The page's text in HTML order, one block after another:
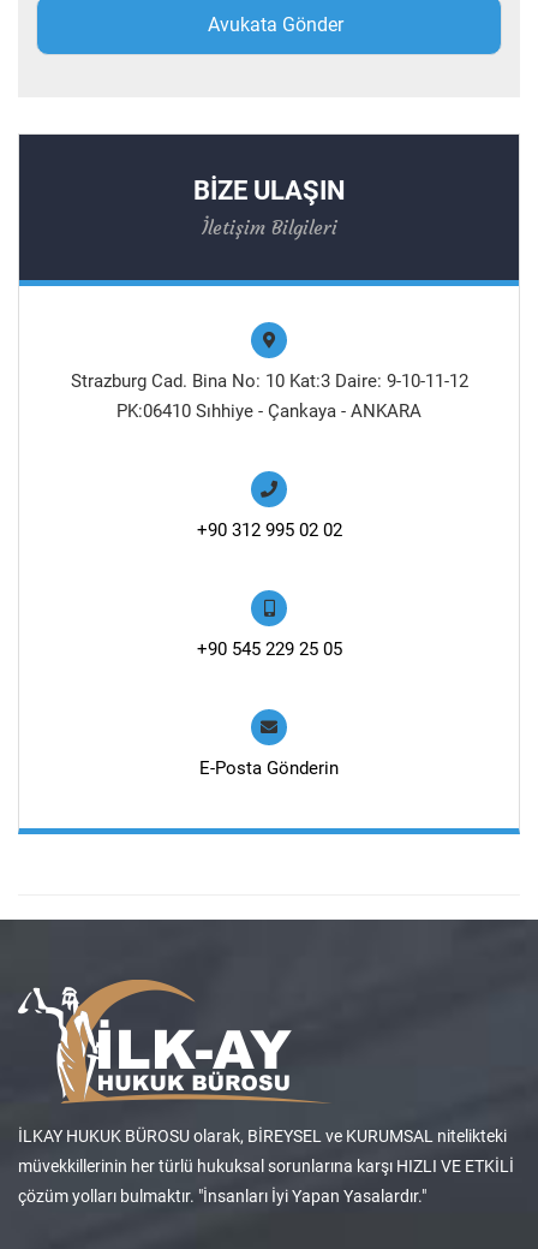
BİZE ULAŞIN
İletişim Bilgileri
Strazburg Cad. Bina No: 10 Kat:3 Daire: 9-10-11-12
PK:06410 Sıhhiye - Çankaya - ANKARA
+90 312 995 02 02
+90 545 229 25 05
E-Posta Gönderin
İLKAY HUKUK BÜROSU olarak, BİREYSEL ve KURUMSAL nitelikteki
müvekkillerinin her türlü hukuksal sorunlarına karşı HIZLI VE ETKİLİ
çözüm yolları bulmaktır. "İnsanları İyi Yapan Yasalardır."